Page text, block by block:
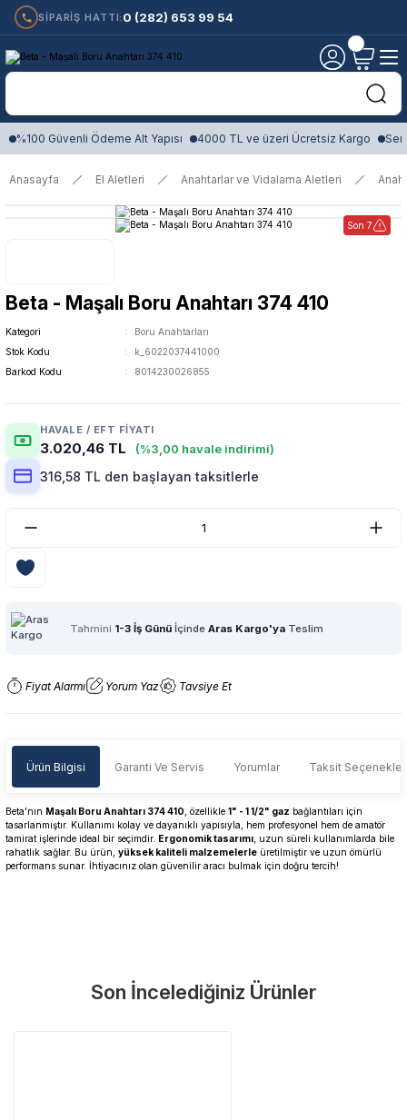
SİPARİŞ HATTI: 0 (282) 653 99 54
%100 Güvenli Ödeme Alt Yapısı 4000 TL ve üzeri Ücretsiz Kargo
Anasayfa El Aletleri Anahtarlar ve Vidalama Aletleri
Son 7
Beta - Maşalı Boru Anahtarı 374 410
Kategori
Boru Anahtarları
Stok Kodu
k_6022037441000
Barkod Kodu
8014230026855
HAVALE / EFT FIYATI
3.020,46 TL (%3,00 havale indirimi)
316,58 TL den başlayan taksitlerle
Tahmini 1-3 İş Günü İçinde Aras Kargo'ya Teslim
Fiyat Alarmı Yorum Yaz Tavsiye Et
Ürün Bilgisi Garanti Ve Servis Yorumlar Taksit
Beta'nın Maşalı Boru Anahtarı 374 410 , özellikle 1" - 1 1/2" gaz bağlantıları için
tasarlanmıştır. Kullanımı kolay ve dayanıklı yapısıyla, hem profesyonel hem de amatör
tamirat işlerinde ideal bir seçimdir. Ergonomik tasarımı , uzun süreli kullanımlarda bile
rahatlık sağlar. Bu ürün, yüksek kaliteli malzemelerle üretilmiştir ve uzun ömürlü
performans sunar. İhtiyacınız olan güvenilir aracı bulmak için doğru tercih!
Tüm ürünlerimiz üretici firma garantisi altındadır. Size en yakın
Yorum Yaz
Son İncelediğiniz Ürünler